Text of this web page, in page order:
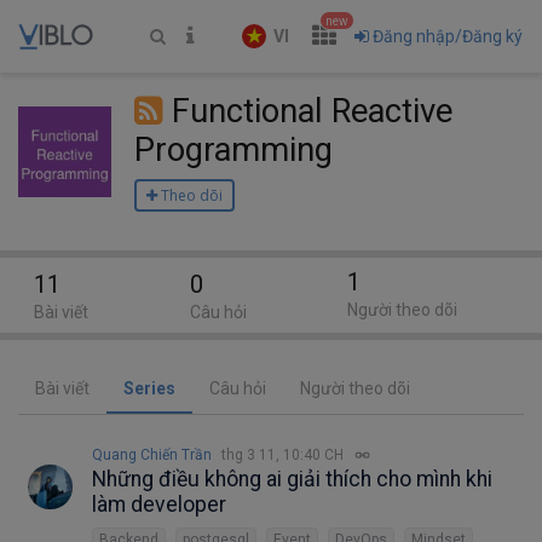
VI
new
Đăng nhập/Đăng ký
Functional Reactive
Programming
Theo dõi
Bài viết Series Câu hỏi Người theo dõi
Quang Chiến Trần thg 3 11, 10:40 CH
Những điều không ai giải thích cho mình khi
làm developer
11
Bài viết
0
Câu hỏi
1
Người theo dõi